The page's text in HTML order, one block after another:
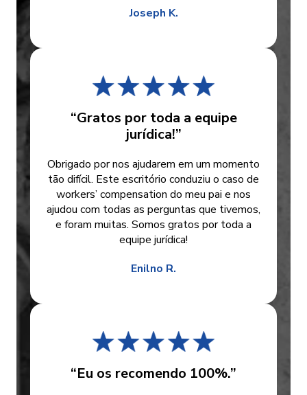
Joseph K.
“Gratos por toda a equipe
jurídica!”
Obrigado por nos ajudarem em um momento
tão difícil. Este escritório conduziu o caso de
workers’ compensation do meu pai e nos
ajudou com todas as perguntas que tivemos,
e foram muitas. Somos gratos por toda a
equipe jurídica!
Enilno R.
“Eu os recomendo 100%.”